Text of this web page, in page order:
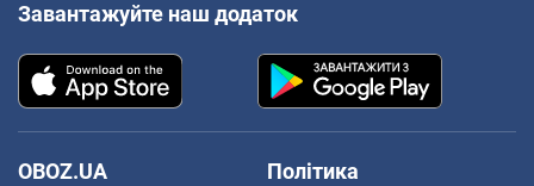
Завантажуйте наш додаток
OBOZ.UA
Політика